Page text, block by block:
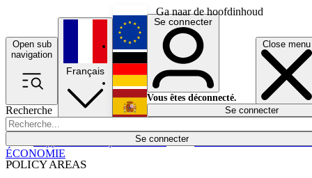
Ga naar de hoofdinhoud
Open sub
navigation
Close menu
Recherche
Se connecter
POLICY AREAS
Économie
Français
English
Deutsch
Español
Se connecter
Vous êtes déconnecté.
Se connecter
ÉCONOMIE